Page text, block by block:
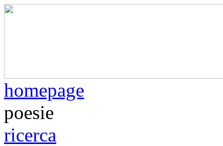
homepage
poesie
ricerca